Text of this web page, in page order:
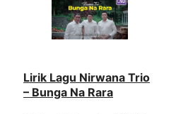
Lirik Lagu Nirwana Trio
– Bunga Na Rara